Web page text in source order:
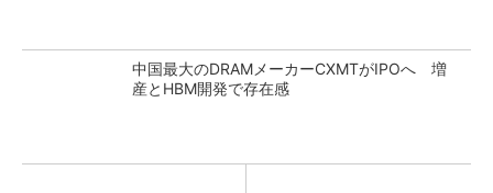
中国最大のDRAMメーカーCXMTがIPOへ 増
産とHBM開発で存在感